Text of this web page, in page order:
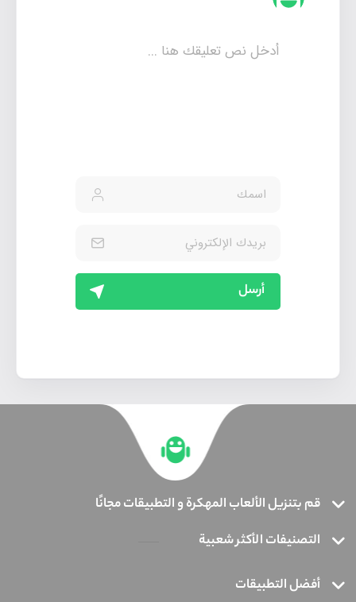
أرسل
قم بتنزيل الألعاب المهكرة و التطبيقات مجانًا
التصنيفات الأكثر شعبية
أفضل التطبيقات